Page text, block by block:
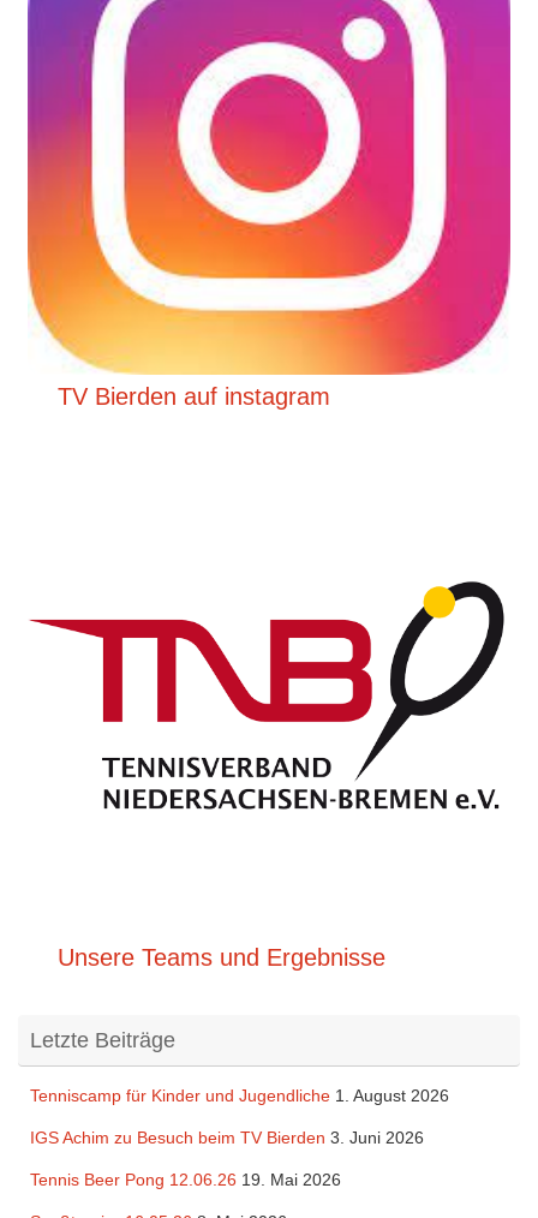
TV Bierden auf instagram
Unsere Teams und Ergebnisse
Letzte Beiträge
Tenniscamp für Kinder und Jugendliche 1. August 2026
IGS Achim zu Besuch beim TV Bierden 3. Juni 2026
Tennis Beer Pong 12.06.26 19. Mai 2026